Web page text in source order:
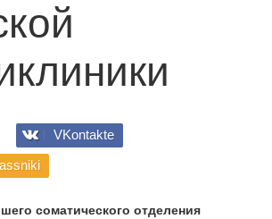
VKontakte
соматического отделения